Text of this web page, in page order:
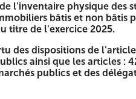
contenu du dossier de
de préparation des offres
au siège de la
l'inventaire physique des
bâtis et non bâtis
titre de l'exercice 2025.
des dispositions de
ainsi que les articles :
publics et des